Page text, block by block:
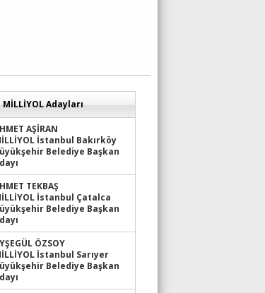
Adayları
AŞİRAN
İstanbul Bakırköy
Belediye Başkan
TEKBAŞ
İstanbul Çatalca
Belediye Başkan
ÖZSOY
İstanbul Sarıyer
Belediye Başkan